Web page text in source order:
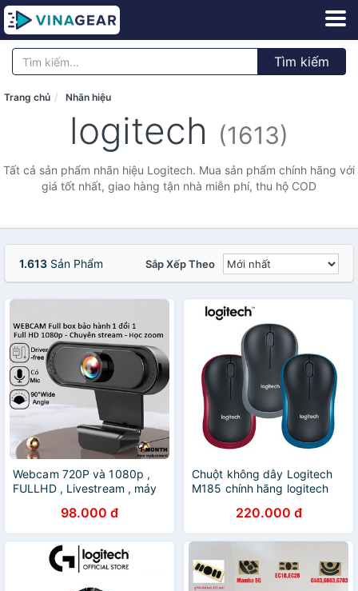
Tìm kiếm
Trang chủ Nhãn hiệu
logitech (1613)
Tất cả sản phẩm nhãn hiệu Logitech. Mua sản phẩm chính hãng với
giá tốt nhất, giao hàng tận nhà miễn phí, thu hộ COD
1.613 Sản Phẩm Sắp Xếp Theo
Webcam 720P và 1080p ,
FULLHD , Livestream , máy
onine , Làm việc , quay chữ
siêu rõ nét
98.000 đ
Chuột không dây Logitech
M185 chính hãng logitech
220.000 đ